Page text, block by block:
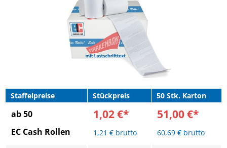
Staffelpreise Stückpreis 50 Stk. Karton
ab 50
EC Cash Rollen
1,02 €*
1,21 € brutto
51,00 €*
60,69 € brutto